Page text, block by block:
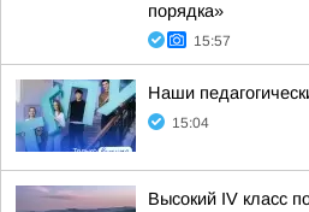
порядка»
15:57
Наши
15:04
Высокий IV класс